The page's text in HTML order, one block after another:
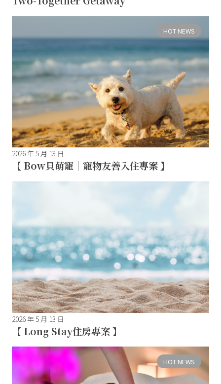
HOT NEWS
2026 年 5 月 13 日
【 Bow貝萌寵｜寵物友善入住專案 】
2026 年 5 月 13 日
【 Long Stay住房專案 】
HOT NEWS